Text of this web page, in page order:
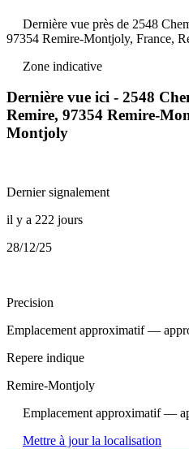
Dernière vue près de 2548
97354 Remire-Montjoly, France,
Zone indicative
Dernière vue ici - 2548
Remire, 97354 Remire-
Montjoly
Dernier signalement
il y a 222 jours
28/12/25
Precision
Emplacement approximatif —
Repere indique
Remire-Montjoly
Emplacement approximatif —
Mettre à jour la localisation